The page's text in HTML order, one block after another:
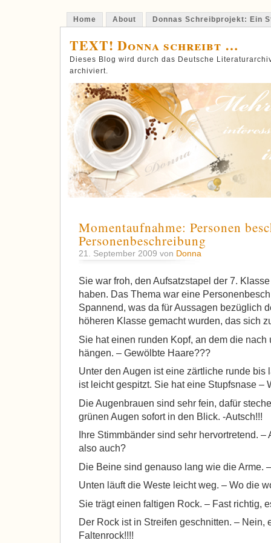
Home About Donnas Schreibprojekt: Ein
TEXT! Donna schreibt …
Dieses Blog wird durch das Deutsche
archiviert.
Momentaufnahme: Personen
Personenbeschreibung
21. September 2009 von Donna
Sie war froh, den Aufsatzstapel der 7.
haben. Das Thema war eine
Spannend, was da für Aussagen bezüglich
höheren Klasse gemacht wurden, das sich
Sie hat einen runden Kopf, an dem die
hängen. – Gewölbte Haare???
Unter den Augen ist eine zärtliche runde
ist leicht gespitzt. Sie hat eine Stupfsnase –
Die Augenbrauen sind sehr fein, dafür
grünen Augen sofort in den Blick. -Autsch!!!
Ihre Stimmbänder sind sehr hervortretend.
also auch?
Die Beine sind genauso lang wie die Arme.
Unten läuft die Weste leicht weg. – Wo die
Sie trägt einen faltigen Rock. – Fast richtig,
Der Rock ist in Streifen geschnitten. – Nein,
Faltenrock!!!!